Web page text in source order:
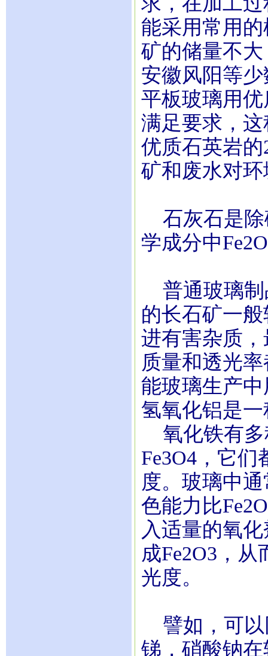
能采用常用
矿的储量不
安徽风阳等
平板玻璃用
满足要求，
优质石英岩
矿和废水对
石灰石是除
学成分中
普通玻璃制
的长石矿一
进有害杂质
质量和透光
能玻璃生产
氢氧化铝是
氧化铁有多
Fe3O4，它
度。玻璃中通
色能力比
入适量的氧
成Fe2O3，
光度。
譬如，可以
锑，硝酸钠